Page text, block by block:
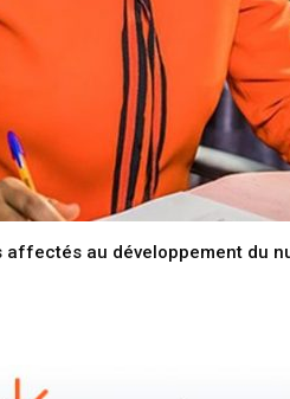
affectés au développement du